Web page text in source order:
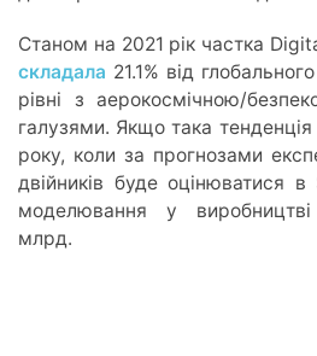
Станом на 2021 рік частка
складала 21.1% від
рівні з аерокосмічною/
галузями. Якщо така
року, коли за прогнозами
двійників буде оцінюватися
моделювання у
млрд.